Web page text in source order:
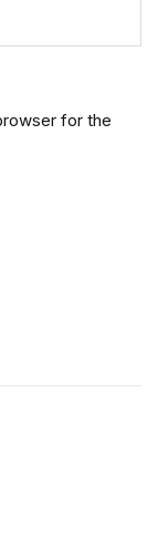
for the